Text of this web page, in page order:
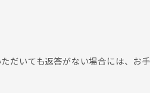
だいても返答がない場合には、お